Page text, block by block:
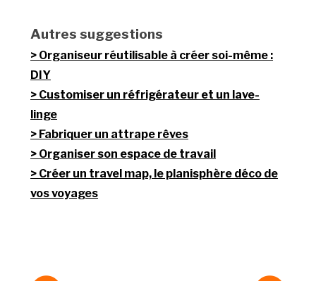
Autres suggestions
Organiseur réutilisable à créer soi-même :
DIY
Customiser un réfrigérateur et un lave-
linge
Fabriquer un attrape rêves
Organiser son espace de travail
Créer un travel map, le planisphère déco de
vos voyages